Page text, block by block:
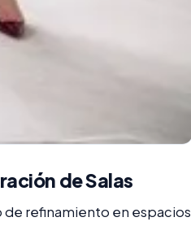
de Salas
de refinamiento en espacios